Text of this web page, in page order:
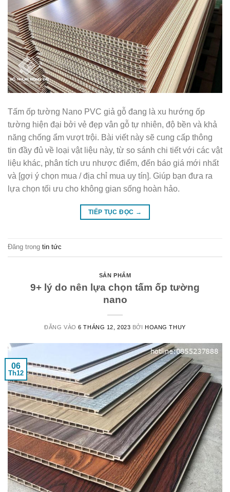
Tấm ốp tường Nano PVC giả gỗ đang là xu hướng ốp
tường hiện đại bởi vẻ đẹp vân gỗ tự nhiên, độ bền và khả
năng chống ẩm vượt trội. Bài viết này sẽ cung cấp thông
tin đầy đủ về loại vật liệu này, từ so sánh chi tiết với các vật
liệu khác, phân tích ưu nhược điểm, đến báo giá mới nhất
và [gợi ý chọn mua / địa chỉ mua uy tín]. Giúp bạn đưa ra
lựa chọn tối ưu cho không gian sống hoàn hảo.
TIẾP TỤC ĐỌC →
Đăng trong tin tức
SẢN PHẨM
9+ lý do nên lựa chọn tấm ốp tường
nano
ĐĂNG VÀO6 THÁNG 12, 2023 BỞIHOANG THUY
06
Th12